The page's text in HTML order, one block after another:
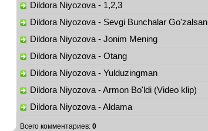
Dildora Niyozova - 1,2,3
Dildora Niyozova - Sevgi Bunchalar Go'zalsan
Dildora Niyozova - Jonim Mening
Dildora Niyozova - Otang
Dildora Niyozova - Yulduzingman
Dildora Niyozova - Armon Bo'ldi (Video klip)
Dildora Niyozova - Aldama
Всего комментариев: 0